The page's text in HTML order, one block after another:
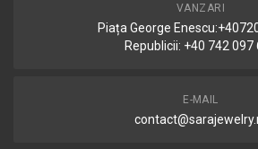
VANZARI
Piața George
Republicii: +40 742 097
E-MAIL